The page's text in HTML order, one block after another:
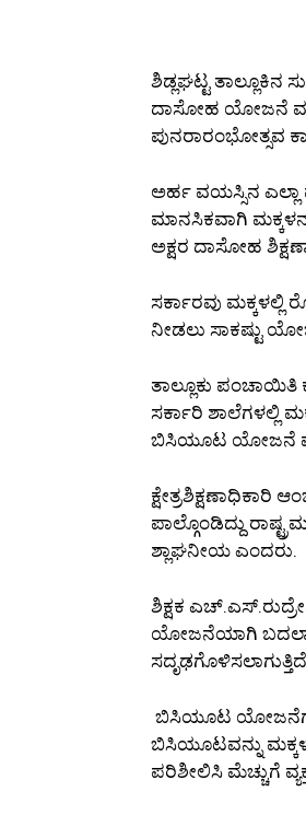
ಶಿಡ್ಲಘಟ್ಟ ತಾಲ್ಲೂಕಿನ
ದಾಸೋಹ ಯೋಜನೆ
ಪುನರಾರಂಭೋತ್ಸವ
ಅರ್ಹ ವಯಸ್ಸಿನ ಎಲ್ಲಾ
ಮಾನಸಿಕವಾಗಿ
ಅಕ್ಷರ ದಾಸೋಹ
ಸರ್ಕಾರವು
ನೀಡಲು ಸಾಕಷ್ಟು
ತಾಲ್ಲೂಕು
ಸರ್ಕಾರಿ ಶಾಲೆಗಳಲ್ಲಿ
ಬಿಸಿಯೂಟ ಯೋಜನೆ
ಪಾಲ್ಗೊಂಡಿದ್ದು
ಶ್ಲಾಘನೀಯ ಎಂದರು.
ಶಿಕ್ಷಕ
ಯೋಜನೆಯಾಗಿ
ಬಿಸಿಯೂಟ ಯೋಜನೆಗೆ
ಬಿಸಿಯೂಟವನ್ನು
ಪರಿಶೀಲಿಸಿ ಮೆಚ್ಚುಗೆ